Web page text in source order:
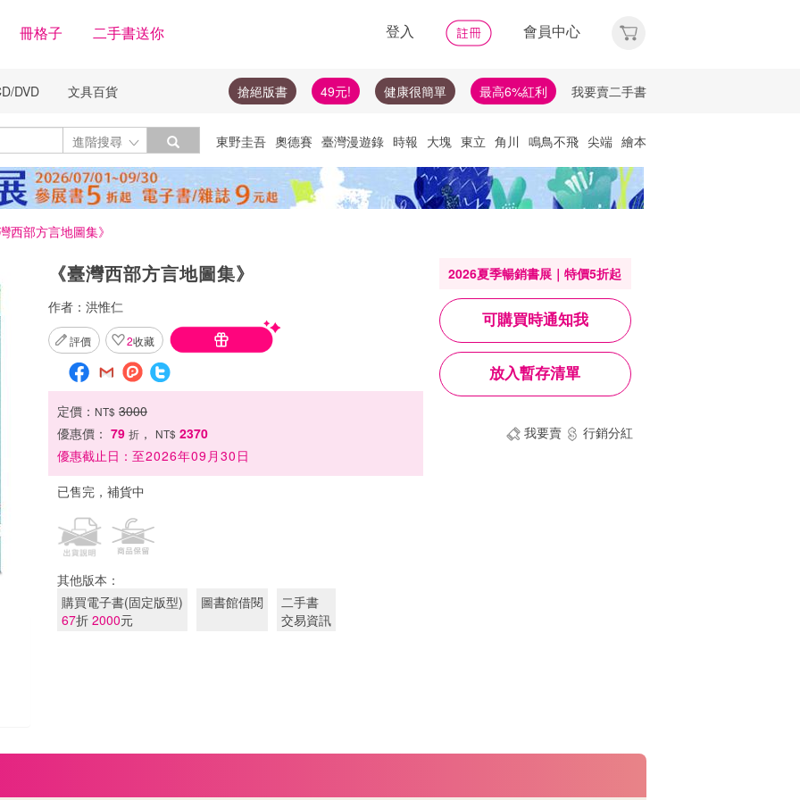
冊格子 二手書送你 登入 會員中心
DVD 文具百貨 搶絕版書 49元! 健康很簡單 最高6%紅利 我要賣二手書
進階搜尋 Toggle Dropdown東野圭吾 奧德賽 臺灣漫遊錄 時報 大塊 東立 角川 鳴鳥不飛 尖端 繪本
布克獎 失智症 失智 文學獎 比爾蓋茲
西部方言地圖集》
《臺灣西部方言地圖集》
作者： 洪惟仁
評價 2收藏
定價： NT$ 3000
優惠價： 79 折 ， NT$ 2370
優惠截止日： 至2026年09月30日
已售完，補貨中
其他版本：
購買電子書(固定版型)
67折 2000元
圖書館借閱
二手書
交易資訊
2026夏季暢銷書展｜特價5折起
可購買時通知我
放入暫存清單
我要賣 行銷分紅